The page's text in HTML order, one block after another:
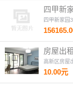
四甲新
四甲新家园
房屋出
高新区房屋
10.00元